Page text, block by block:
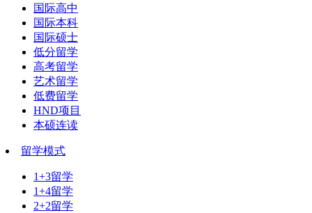
国际高中
国际本科
国际硕士
低分留学
高考留学
艺术留学
低费留学
HND项目
本硕连读
留学模式
1+3留学
1+4留学
2+2留学